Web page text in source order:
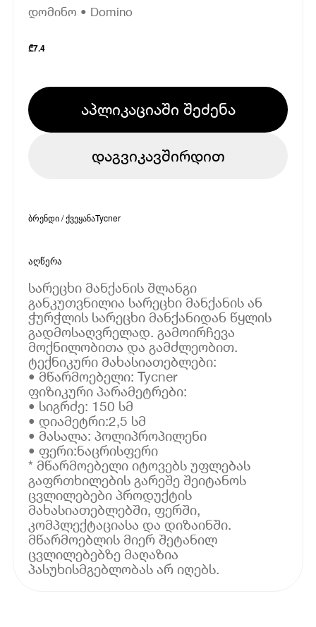
დომინო • Domino
₾7.4
აპლიკაციაში შეძენა
დაგვიკავშირდით
ბრენდი / ქვეყანაTycner
აღწერა
სარეცხი მანქანის შლანგი
განკუთვნილია სარეცხი მანქანის ან
ჭურჭლის სარეცხი მანქანიდან წყლის
გადმოსაღვრელად. გამოირჩევა
მოქნილობითა და გამძლეობით.
ტექნიკური მახასიათებლები:
• მწარმოებელი: Tycner
ფიზიკური პარამეტრები:
• სიგრძე: 150 სმ
• დიამეტრი:2,5 სმ
• მასალა: პოლიპროპილენი
• ფერი:ნაცრისფერი
* მწარმოებელი იტოვებს უფლებას
გაფრთხილების გარეშე შეიტანოს
ცვლილებები პროდუქტის
მახასიათებლებში, ფერში,
კომპლექტაციასა და დიზაინში.
მწარმოებლის მიერ შეტანილ
ცვლილებებზე მაღაზია
პასუხისმგებლობას არ იღებს.